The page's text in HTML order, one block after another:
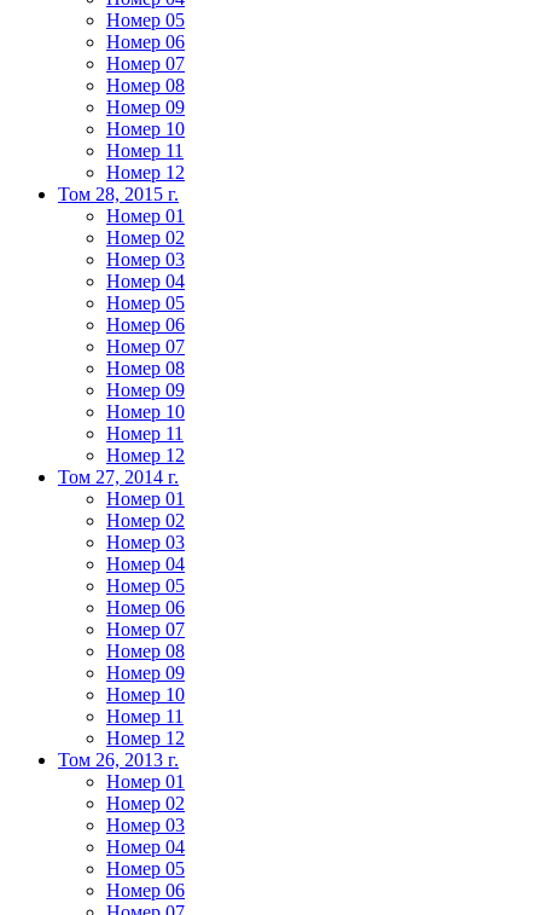
Номер 05
Номер 06
Номер 07
Номер 08
Номер 09
Номер 10
Номер 11
Номер 12
Том 28, 2015 г.
Номер 01
Номер 02
Номер 03
Номер 04
Номер 05
Номер 06
Номер 07
Номер 08
Номер 09
Номер 10
Номер 11
Номер 12
Том 27, 2014 г.
Номер 01
Номер 02
Номер 03
Номер 04
Номер 05
Номер 06
Номер 07
Номер 08
Номер 09
Номер 10
Номер 11
Номер 12
Том 26, 2013 г.
Номер 01
Номер 02
Номер 03
Номер 04
Номер 05
Номер 06